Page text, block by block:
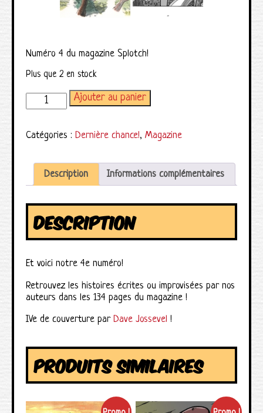
Numéro 4 du magazine Splotch!
Plus que 2 en stock
quantité de Magazine Splotch! numéro 4
Ajouter au panier
Catégories : Dernière chance!, Magazine
Description Informations complémentaires
DESCRIPTION
Et voici notre 4e numéro!
Retrouvez les histoires écrites ou improvisées par nos
auteurs dans les 134 pages du magazine !
IVe de couverture par Dave Jossevel !
PRODUITS SIMILAIRES